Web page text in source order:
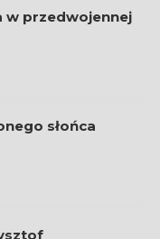
w przedwojennej
słońca